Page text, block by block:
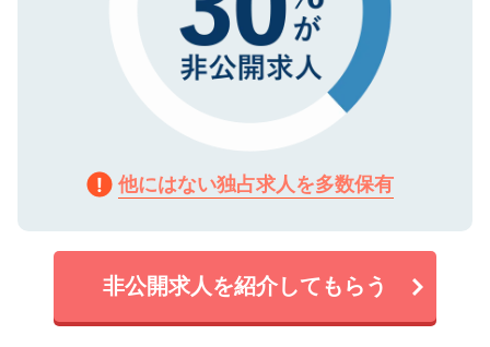
他にはない独占求人を多数保有
非公開求人を紹介してもらう